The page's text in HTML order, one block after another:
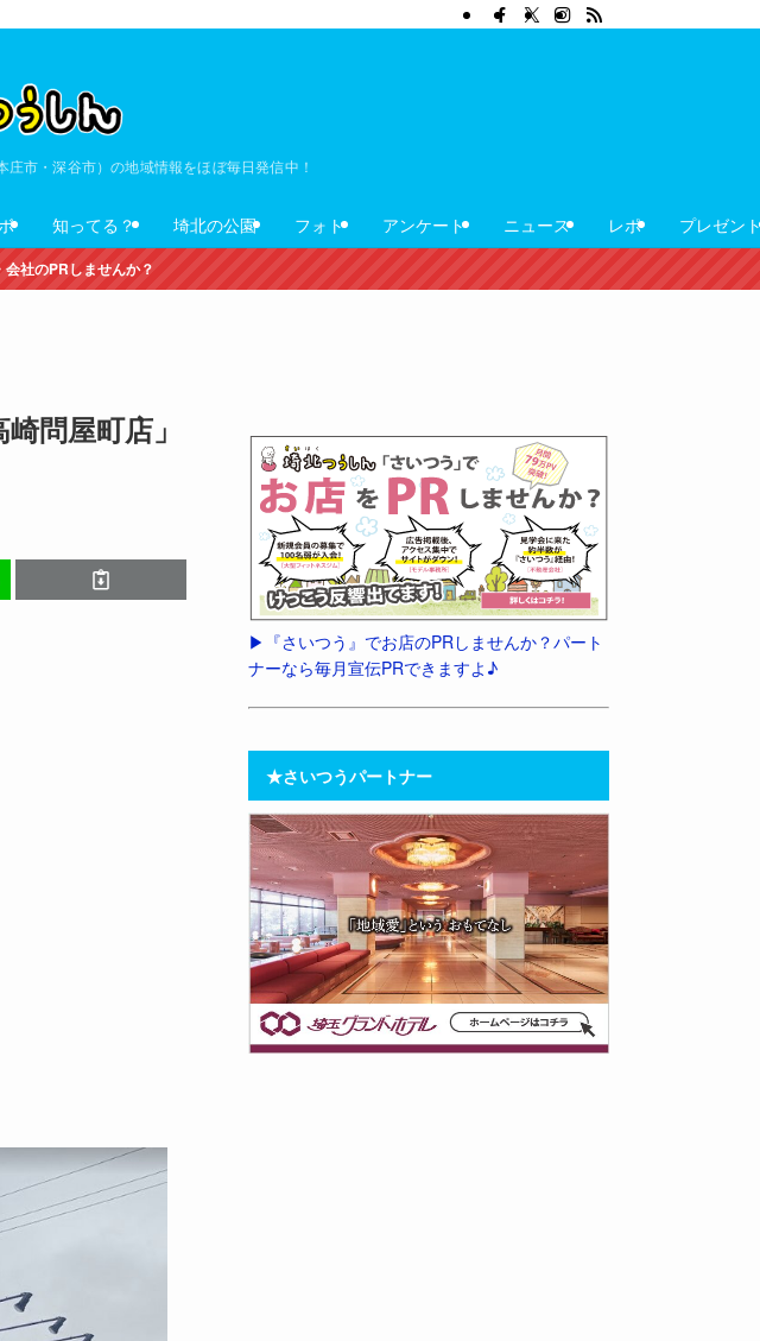
市・深谷市）の地域情報をほぼ毎日発信中！
知ってる？ 埼北の公園 フォト アンケート ニュース レポ プレゼン
社のPRしませんか？
問屋町店」
▶︎『さいつう』でお店のPRしませんか？パート
ナーなら毎月宣伝PRできますよ♪
★さいつうパートナー